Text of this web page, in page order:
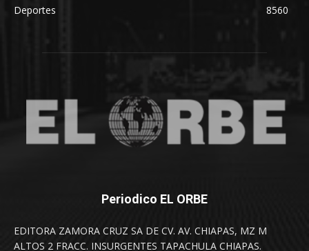
Deportes
8560
Periodico EL ORBE
EDITORA ZAMORA CRUZ SA DE CV. AV. CHIAPAS, MZ M
ALTOS 2 FRACC. INSURGENTES TAPACHULA CHIAPAS.